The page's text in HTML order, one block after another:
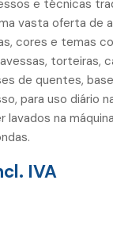
e técnicas
vasta oferta de
cores e temas
torteiras,
de quentes,
para uso diário
lavados na
IVA